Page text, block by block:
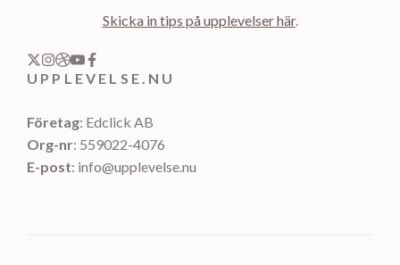
Skicka in tips på upplevelser här.
UPPLEVELSE.NU
Företag: Edclick AB
Org-nr: 559022-4076
E-post: info@upplevelse.nu